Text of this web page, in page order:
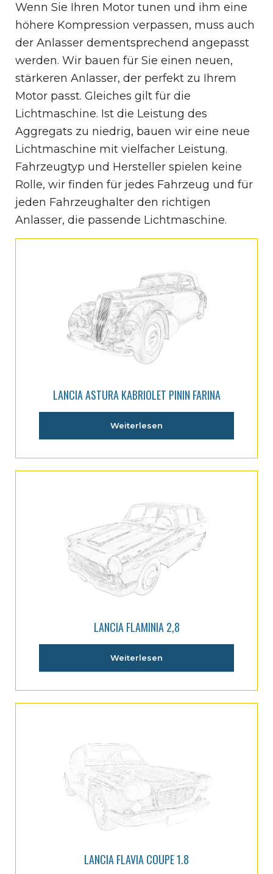
Wenn Sie Ihren Motor tunen und ihm eine
höhere Kompression verpassen, muss auch
der Anlasser dementsprechend angepasst
werden. Wir bauen für Sie einen neuen,
stärkeren Anlasser, der perfekt zu Ihrem
Motor passt. Gleiches gilt für die
Lichtmaschine. Ist die Leistung des
Aggregats zu niedrig, bauen wir eine neue
Lichtmaschine mit vielfacher Leistung.
Fahrzeugtyp und Hersteller spielen keine
Rolle, wir finden für jedes Fahrzeug und für
jeden Fahrzeughalter den richtigen
Anlasser, die passende Lichtmaschine.
LANCIA ASTURA KABRIOLET PININ FARINA
Weiterlesen
LANCIA FLAMINIA 2,8
Weiterlesen
LANCIA FLAVIA COUPE 1.8